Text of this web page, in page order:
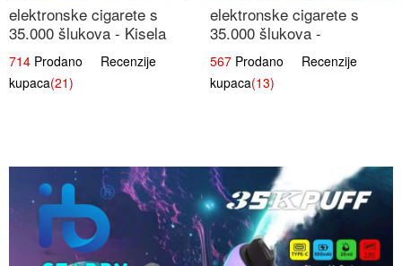
elektronske cigarete s
35.000 šlukova - Kisela
Jabuka Led | Osježavajući
Kiselo-Slatki Okus
714 Prodano Recenzije
kupaca(21)
elektronske cigarete s
35.000 šlukova -
Osježavajući Mentol |
Čista i Svježa Okus
567 Prodano Recenzije
kupaca(13)